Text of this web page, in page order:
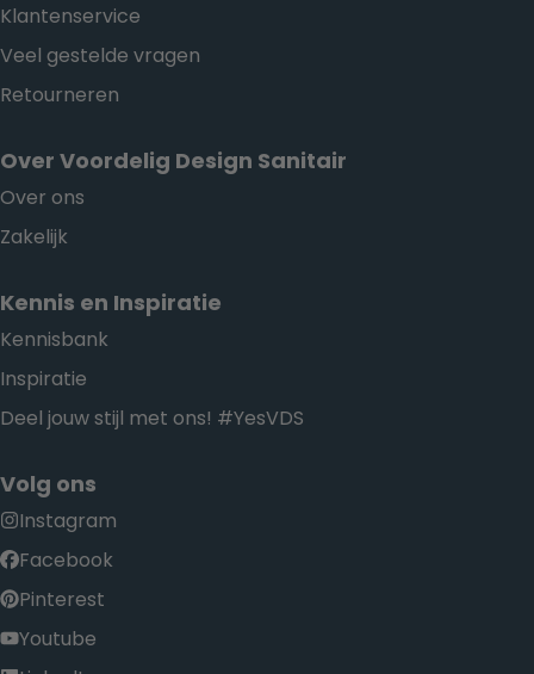
Klantenservice
Veel gestelde vragen
Retourneren
Over Voordelig Design Sanitair
Over ons
Zakelijk
Kennis en Inspiratie
Kennisbank
Inspiratie
Deel jouw stijl met ons! #YesVDS
Volg ons
Instagram
Facebook
Pinterest
Youtube